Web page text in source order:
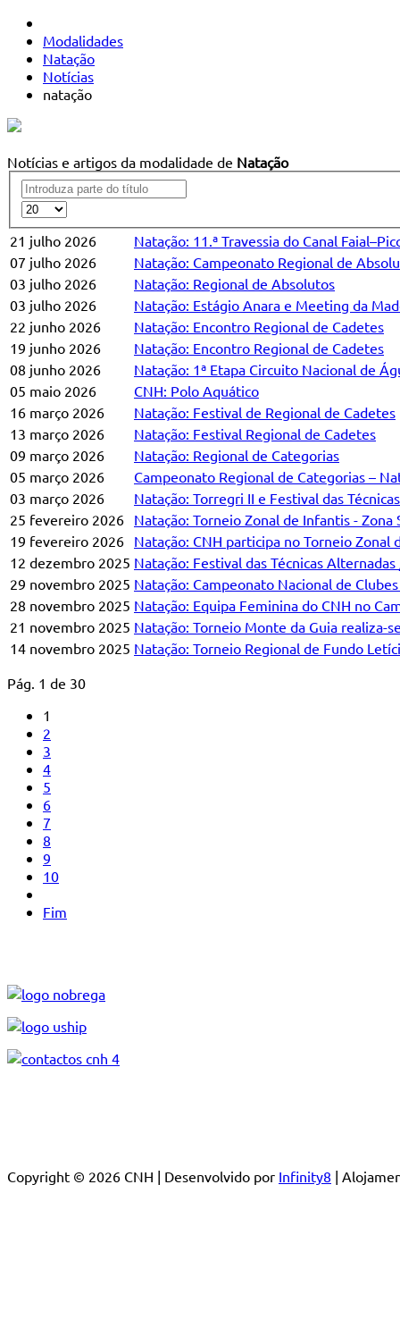
Modalidades
Natação
Notícias
natação
Notícias e artigos da modalidade de Natação
21 julho 2026
Natação: 11.ª Travessia do Canal
07 julho 2026
Natação: Campeonato Regional de
03 julho 2026
Natação: Regional de Absolutos
03 julho 2026
Natação: Estágio Anara e Meeting da
22 junho 2026
Natação: Encontro Regional de Cadetes
19 junho 2026
Natação: Encontro Regional de Cadetes
08 junho 2026
Natação: 1ª Etapa Circuito Nacional de
05 maio 2026
CNH: Polo Aquático
16 março 2026
Natação: Festival de Regional de Cadetes
13 março 2026
Natação: Festival Regional de Cadetes
09 março 2026
Natação: Regional de Categorias
05 março 2026
Campeonato Regional de Categorias –
03 março 2026
Natação: Torregri II e Festival das
25 fevereiro 2026 Natação: Torneio Zonal de Infantis - Zona
19 fevereiro 2026 Natação: CNH participa no Torneio Zonal
12 dezembro 2025 Natação: Festival das Técnicas
29 novembro 2025 Natação: Campeonato Nacional de
28 novembro 2025 Natação: Equipa Feminina do CNH no
21 novembro 2025 Natação: Torneio Monte da Guia realiza-
14 novembro 2025 Natação: Torneio Regional de Fundo
Pág. 1 de 30
1
2
3
4
5
6
7
8
9
10
Fim
Copyright © 2026 CNH | Desenvolvido por Infinity8 |